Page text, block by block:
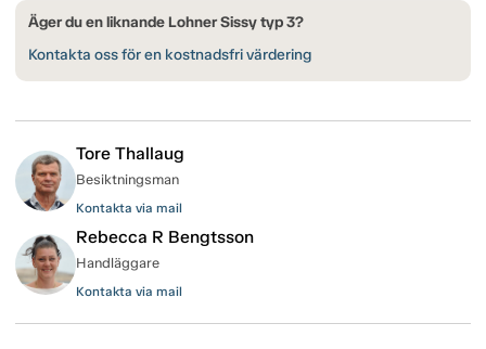
Äger du en liknande Lohner Sissy typ 3?
Kontakta oss för en kostnadsfri värdering
Tore Thallaug
Besiktningsman
Kontakta via mail
Rebecca R Bengtsson
Handläggare
Kontakta via mail